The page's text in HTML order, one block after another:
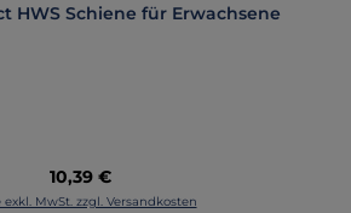
HWS Schiene für Erwachsene
Regulärer Preis:
10,39 €
exkl. MwSt. zzgl. Versandkosten